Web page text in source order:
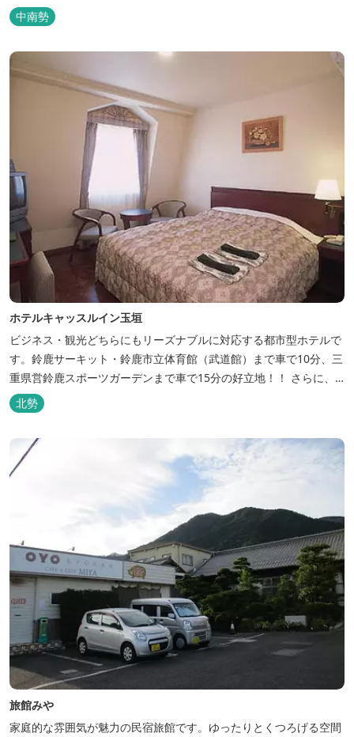
中南勢
ホテルキャッスルイン玉垣
ビジネス・観光どちらにもリーズナブルに対応する都市型ホテルで
す。鈴鹿サーキット・鈴鹿市立体育館（武道館）まで車で10分、三
重県営鈴鹿スポーツガーデンまで車で15分の好立地！！ さらに、
全檜造り貸切風呂や各種サービスでお待ち致しております。
北勢
旅館みや
家庭的な雰囲気が魅力の民宿旅館です。ゆったりとくつろげる空間